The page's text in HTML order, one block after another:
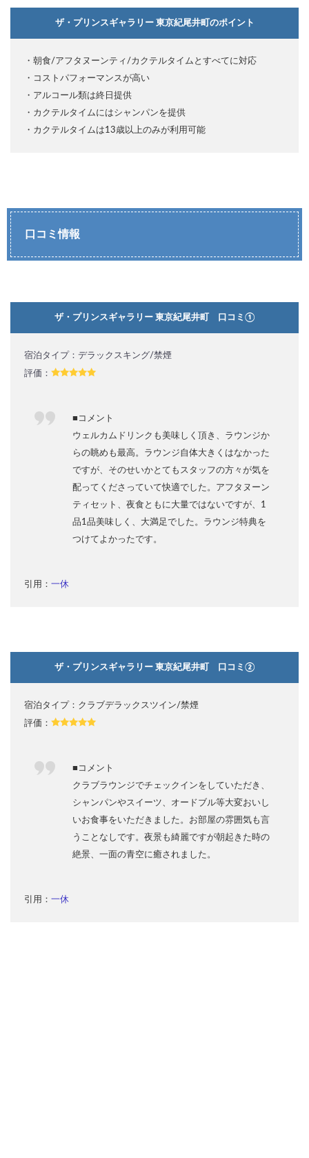
ザ・プリンスギャラリー 東京紀尾井町のポイント
・朝食/アフタヌーンティ/カクテルタイムとすべてに対応
・コストパフォーマンスが高い
・アルコール類は終日提供
・カクテルタイムにはシャンパンを提供
・カクテルタイムは13歳以上のみが利用可能
口コミ情報
ザ・プリンスギャラリー 東京紀尾井町 口コミ①
宿泊タイプ：デラックスキング/禁煙
評価：
■コメント
ウェルカムドリンクも美味しく頂き、ラウンジか
らの眺めも最高。ラウンジ自体大きくはなかった
ですが、そのせいかとてもスタッフの方々が気を
配ってくださっていて快適でした。アフタヌーン
ティセット、夜食ともに大量ではないですが、1
品1品美味しく、大満足でした。ラウンジ特典を
つけてよかったです。
引用： 一休
ザ・プリンスギャラリー 東京紀尾井町 口コミ②
宿泊タイプ：クラブデラックスツイン/禁煙
評価：
■コメント
クラブラウンジでチェックインをしていただき、
シャンパンやスイーツ、オードブル等大変おいし
いお食事をいただきました。お部屋の雰囲気も言
うことなしです。夜景も綺麗ですが朝起きた時の
絶景、一面の青空に癒されました。
引用： 一休